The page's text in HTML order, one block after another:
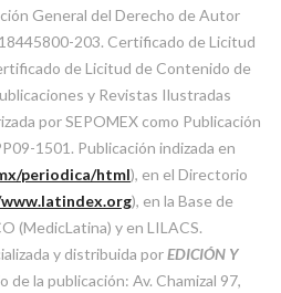
General del Derecho de Autor
203. Certificado de Licitud
de Licitud de Contenido de
y Revistas Ilustradas
por SEPOMEX como Publicación
1501. Publicación indizada en
periodica/html), en el Directorio
), en la Base de
(MedicLatina) y en LILACS.
y distribuida porEDICIÓN Y
de la publicación: Av. Chamizal 97,